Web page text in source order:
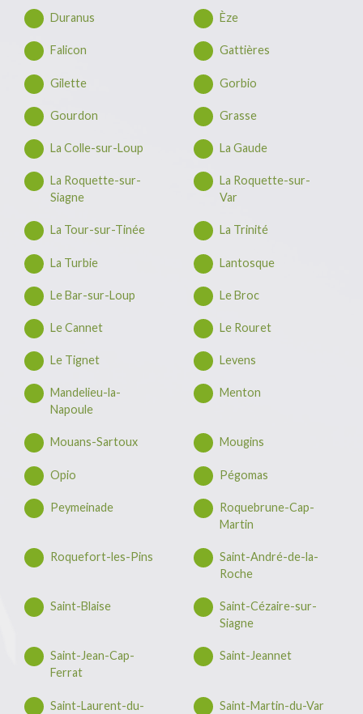
Duranus Èze
Falicon Gattières
Gilette Gorbio
Gourdon Grasse
La Colle-sur-Loup La Gaude
La Roquette-sur-
Siagne
La Roquette-sur-
Var
La Tour-sur-Tinée La Trinité
La Turbie Lantosque
Le Bar-sur-Loup Le Broc
Le Cannet Le Rouret
Le Tignet Levens
Mandelieu-la-
Napoule
Menton
Mouans-Sartoux Mougins
Opio Pégomas
Peymeinade
Roquebrune-Cap-
Martin
Roquefort-les-Pins
Saint-André-de-la-
Roche
Saint-Blaise
Saint-Cézaire-sur-
Siagne
Saint-Jean-Cap-
Ferrat
Saint-Jeannet
Saint-Laurent-du-
Saint-Martin-du-Var